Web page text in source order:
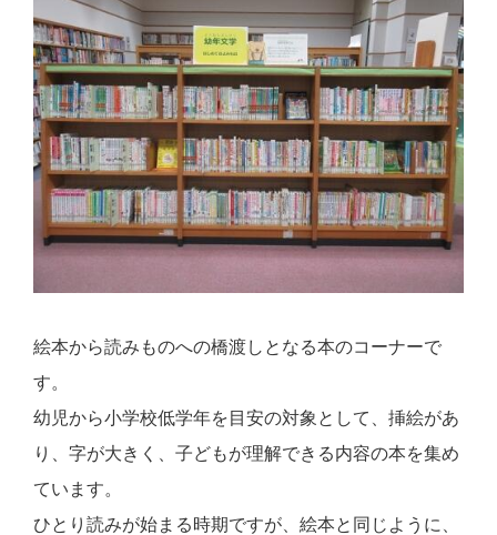
絵本から読みものへの橋渡しとなる本のコーナーで
す。
幼児から小学校低学年を目安の対象として、挿絵があ
り、字が大きく、子どもが理解できる内容の本を集め
ています。
ひとり読みが始まる時期ですが、絵本と同じように、